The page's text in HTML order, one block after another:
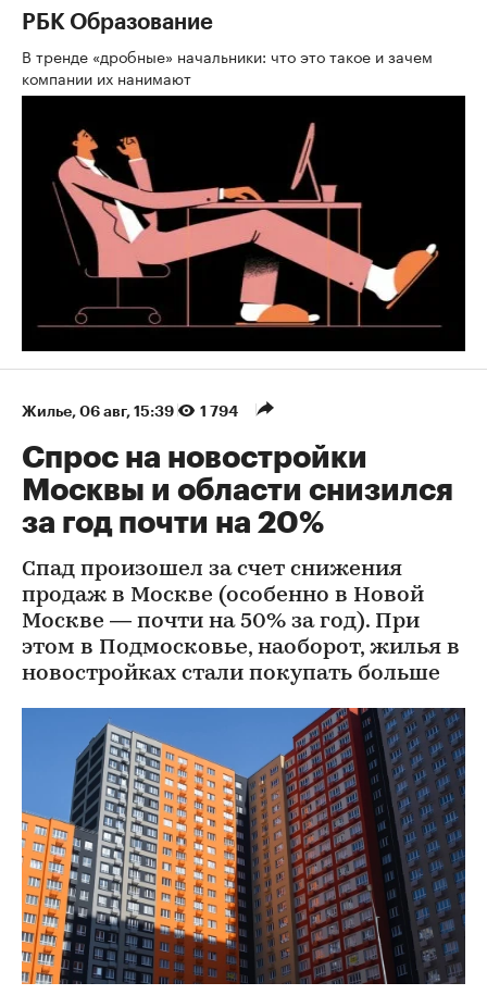
РБК Образование
В тренде «дробные» начальники: что это такое и зачем
компании их нанимают
Жилье⁠, 06 авг, 15:39 1 794
Спрос на новостройки
Москвы и области снизился
за год почти на 20%
Спад произошел за счет снижения
продаж в Москве (особенно в Новой
Москве — почти на 50% за год). При
этом в Подмосковье, наоборот, жилья в
новостройках стали покупать больше